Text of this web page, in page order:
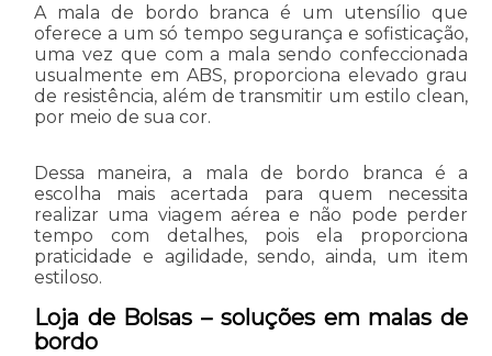
A mala de bordo branca é um utensílio que
oferece a um só tempo segurança e sofisticação,
uma vez que com a mala sendo confeccionada
usualmente em ABS, proporciona elevado grau
de resistência, além de transmitir um estilo clean,
por meio de sua cor.
Dessa maneira, a mala de bordo branca é a
escolha mais acertada para quem necessita
realizar uma viagem aérea e não pode perder
tempo com detalhes, pois ela proporciona
praticidade e agilidade, sendo, ainda, um item
estiloso.
Loja de Bolsas – soluções em malas de
bordo